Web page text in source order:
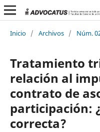
Inicio / Archivos / Núm.
Tratamiento
relación al
contrato de
participación:
correcta?